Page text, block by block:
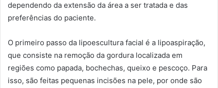
dependendo da extensão da área a ser tratada e das
preferências do paciente.
O primeiro passo da lipoescultura facial é a lipoaspiração,
que consiste na remoção da gordura localizada em
regiões como papada, bochechas, queixo e pescoço. Para
isso, são feitas pequenas incisões na pele, por onde são